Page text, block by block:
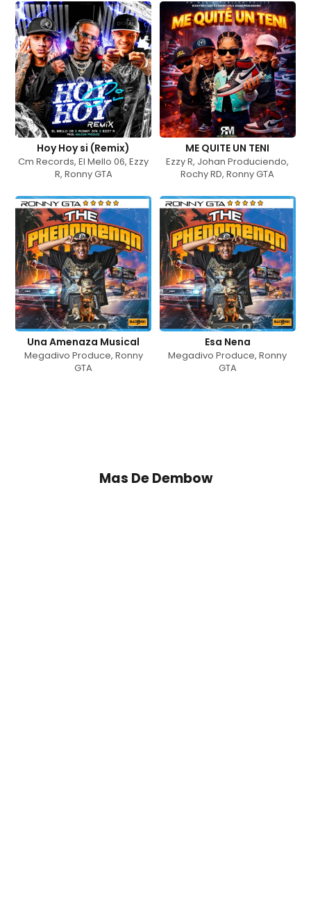
Hoy Hoy si (Remix)
Cm Records,El Mello 06,Ezzy
R, Ronny GTA
ME QUITE UN TENI
Ezzy R, Johan Produciendo,
Rochy RD,Ronny GTA
Una Amenaza Musical
Megadivo Produce, Ronny
GTA
Esa Nena
Megadivo Produce,Ronny
GTA
Mas DeDembow